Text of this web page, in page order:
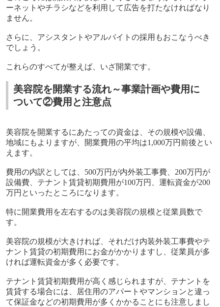
ーネットやチラシなどを利用して広告を打たなければなり
ません。
さらに、アシスタントやアルバイトの採用もおこなうべき
でしょう。
これらのすべてが整えば、いざ開業です。
美容院を開業する流れ～事業計画や費用に
ついて②費用と注意点
美容院を開業するにあたっての資金は、その規模や設備、
地域にもよりますが、開業費用の平均は1,000万円前後とい
えます。
費用の内訳としては、 500万円が内外装工事費、 200万円が
設備費、テナント賃貸初期費用が100万円、運転資金が200
万円といったところになります。
特に開業費用を左右するのは美容院の規模と従業員数で
す。
美容院の規模が大きければ、それだけ内装外装工事費やテ
ナント賃貸の初期費用にお金がかかりますし、従業員が多
ければ運転資金が多く必要です。
テナント賃貸初期費用が高く感じられますが、テナントを
賃貸する場合には、居住用のアパートやマンションと違っ
て保証金などの初期費用が多くかかることにも注意しまし